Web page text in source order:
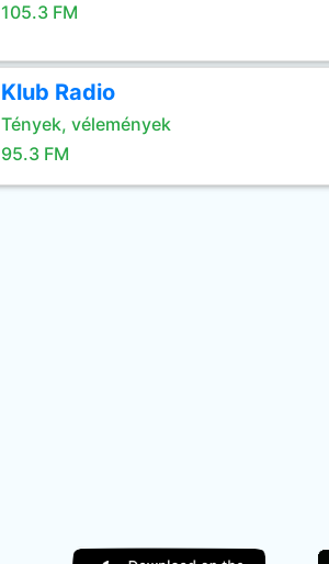
105.3 FM
Klub Radio
Tények, vélemények
95.3 FM